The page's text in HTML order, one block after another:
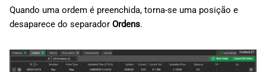
Quando uma ordem é preenchida, torna-se uma posição e
desaparece do separador Ordens.